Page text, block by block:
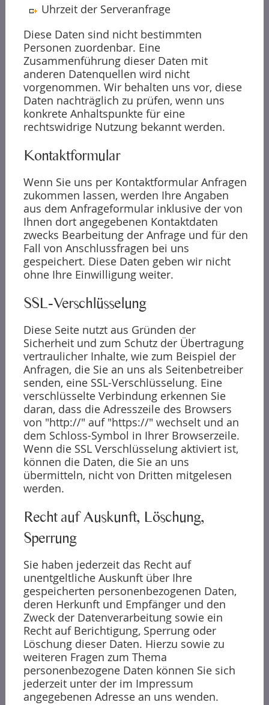
Uhrzeit der Serveranfrage
Diese Daten sind nicht bestimmten
Personen zuordenbar. Eine
Zusammenführung dieser Daten mit
anderen Datenquellen wird nicht
vorgenommen. Wir behalten uns vor, diese
Daten nachträglich zu prüfen, wenn uns
konkrete Anhaltspunkte für eine
rechtswidrige Nutzung bekannt werden.
Kontaktformular
Wenn Sie uns per Kontaktformular Anfragen
zukommen lassen, werden Ihre Angaben
aus dem Anfrageformular inklusive der von
Ihnen dort angegebenen Kontaktdaten
zwecks Bearbeitung der Anfrage und für den
Fall von Anschlussfragen bei uns
gespeichert. Diese Daten geben wir nicht
ohne Ihre Einwilligung weiter.
SSL-Verschlüsselung
Diese Seite nutzt aus Gründen der
Sicherheit und zum Schutz der Übertragung
vertraulicher Inhalte, wie zum Beispiel der
Anfragen, die Sie an uns als Seitenbetreiber
senden, eine SSL-Verschlüsselung. Eine
verschlüsselte Verbindung erkennen Sie
daran, dass die Adresszeile des Browsers
von "http://" auf "https://" wechselt und an
dem Schloss-Symbol in Ihrer Browserzeile.
Wenn die SSL Verschlüsselung aktiviert ist,
können die Daten, die Sie an uns
übermitteln, nicht von Dritten mitgelesen
werden.
Recht auf Auskunft, Löschung,
Sperrung
Sie haben jederzeit das Recht auf
unentgeltliche Auskunft über Ihre
gespeicherten personenbezogenen Daten,
deren Herkunft und Empfänger und den
Zweck der Datenverarbeitung sowie ein
Recht auf Berichtigung, Sperrung oder
Löschung dieser Daten. Hierzu sowie zu
weiteren Fragen zum Thema
personenbezogene Daten können Sie sich
jederzeit unter der im Impressum
angegebenen Adresse an uns wenden.